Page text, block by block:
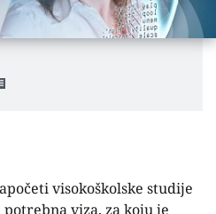
visokoškolske studije
viza, za koju je